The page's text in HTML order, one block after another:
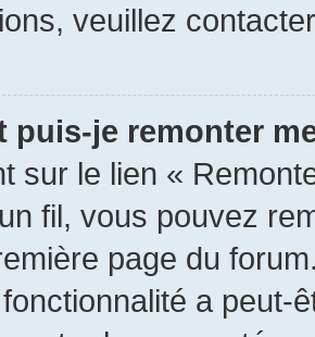
veuillez
puis-je remonter
sur le lien «
fil, vous pouvez
page du
a peut-